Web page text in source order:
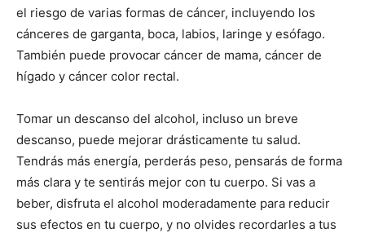
el riesgo de varias formas de cáncer, incluyendo los
cánceres de garganta, boca, labios, laringe y esófago.
También puede provocar cáncer de mama, cáncer de
hígado y cáncer color rectal.
Tomar un descanso del alcohol, incluso un breve
descanso, puede mejorar drásticamente tu salud.
Tendrás más energía, perderás peso, pensarás de forma
más clara y te sentirás mejor con tu cuerpo. Si vas a
beber, disfruta el alcohol moderadamente para reducir
sus efectos en tu cuerpo, y no olvides recordarles a tus